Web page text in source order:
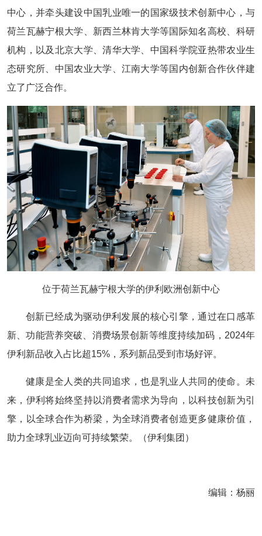
中心，并牵头建设中国乳业唯一的国家级技术创新中心，与
荷兰瓦赫宁根大学、新西兰林肯大学等国际知名高校、科研
机构，以及北京大学、清华大学、中国科学院亚热带农业生
态研究所、中国农业大学、江南大学等国内创新合作伙伴建
立了广泛合作。
位于荷兰瓦赫宁根大学的伊利欧洲创新中心
创新已经成为驱动伊利发展的核心引擎，通过在口感革
新、功能营养突破、消费场景创新等维度持续加码，2024年
伊利新品收入占比超15%，系列新品受到市场好评。
健康是全人类的共同追求，也是乳业人共同的使命。未
来，伊利将始终坚持以消费者需求为导向，以科技创新为引
擎，以全球合作为桥梁，为全球消费者创造更多健康价值，
助力全球乳业迈向可持续繁荣。（伊利集团）
编辑：杨丽